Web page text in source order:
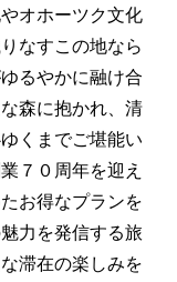
オホーツク文化
なすこの地なら
るやかに融け合
森に抱かれ、清
くまでご堪能い
７０周年を迎え
お得なプランを
力を発信する旅
滞在の楽しみを